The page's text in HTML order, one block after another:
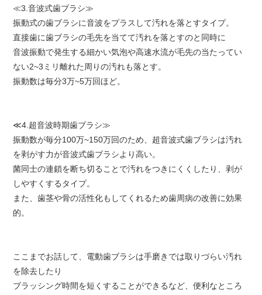
≪3.音波式歯ブラシ≫
振動式の歯ブラシに音波をプラスして汚れを落とすタイプ。
直接歯に歯ブラシの毛先を当てて汚れを落とすのと同時に
音波振動で発生する細かい気泡や高速水流が毛先の当たってい
ない2~3ミリ離れた周りの汚れも落とす。
振動数は毎分3万~5万回ほど。
≪4.超音波時期歯ブラシ≫
振動数が毎分100万~150万回のため、超音波式歯ブラシは汚れ
を剥がす力が音波式歯ブラシより高い。
菌同士の連鎖を断ち切ることで汚れをつきにくくしたり、剥が
しやすくするタイプ。
また、歯茎や骨の活性化もしてくれるため歯周病の改善に効果
的。
ここまでお話して、電動歯ブラシは手磨きでは取りづらい汚れ
を除去したり
ブラッシング時間を短くすることができるなど、便利なところ